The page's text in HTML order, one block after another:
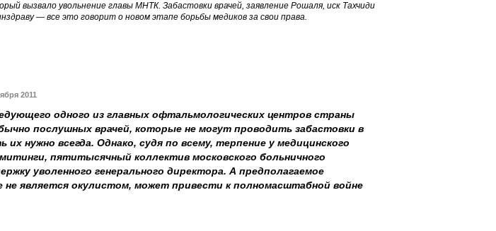
вызвало увольнение главы МНТК. Забастовки врачей, заявление Рошаля, иск Тахчиди
— все это говорит о новом этапе борьбы медиков за свои права.
2011
одного из главных офтальмологических центров страны
послушных врачей, которые не могут проводить забастовки в
нужно всегда. Однако, судя по всему, терпение у медицинского
пятитысячный коллектив московского больничного
уволенного генерального директора. А предполагаемое
является окулистом, может привести к полномасштабной войне